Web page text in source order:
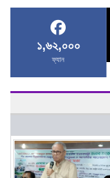
১,৬২,০০০
ফ্যান